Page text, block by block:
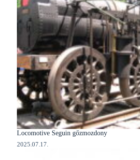
Locomotive Seguin gőzmozdony
2025.07.17.